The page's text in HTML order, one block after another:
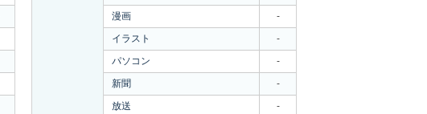
漫画
-
イラスト
-
パソコン
-
新聞
-
放送
-